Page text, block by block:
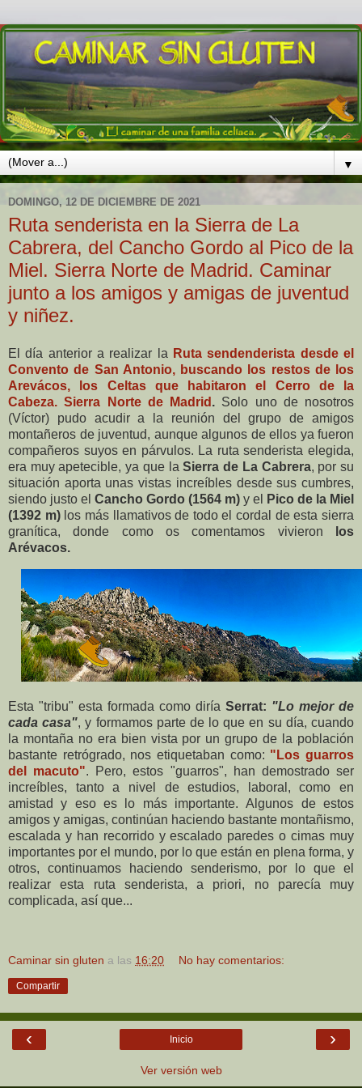
▼
DOMINGO, 12 DE DICIEMBRE DE 2021
Ruta senderista en la Sierra de La
Cabrera, del Cancho Gordo al Pico de la
Miel. Sierra Norte de Madrid. Caminar
junto a los amigos y amigas de juventud
y niñez.
El día anterior a realizar la Ruta sendenderista desde el
Convento de San Antonio, buscando los restos de los
Arevácos, los Celtas que habitaron el Cerro de la
Cabeza. Sierra Norte de Madrid . Solo uno de nosotros
(Víctor) pudo acudir a la reunión del grupo de amigos
montañeros de juventud, aunque algunos de ellos ya fueron
compañeros suyos en párvulos. La ruta senderista elegida,
era muy apetecible, ya que laSierra de La Cabrera, por su
situación aporta unas vistas increíbles desde sus cumbres,
siendo justo el Cancho Gordo (1564 m) y el
Pico de la Miel
(1392 m)los más llamativos de todo el cordal de esta sierra
granítica, donde como os comentamos vivieron
los
Arévacos.
Esta "tribu" esta formada como diría Serrat: "Lo mejor de
cada casa", y formamos parte de lo que en su día, cuando
la montaña no era bien vista por un grupo de la población
bastante retrógrado, nos etiquetaban como: "Los guarros
del macuto". Pero, estos "guarros", han demostrado ser
increíbles, tanto a nivel de estudios, laboral, como en
amistad y eso es lo más importante. Algunos de estos
amigos y amigas, continúan haciendo bastante montañismo,
escalada y han recorrido y escalado paredes o cimas muy
importantes por el mundo, por lo que están en plena forma, y
otros, continuamos haciendo senderismo, por lo que el
realizar esta ruta senderista, a priori, no parecía muy
complicada, así que...
Caminar sin gluten a las 16:20 No hay comentarios:
Compartir
‹ ›
Inicio
Ver versión web